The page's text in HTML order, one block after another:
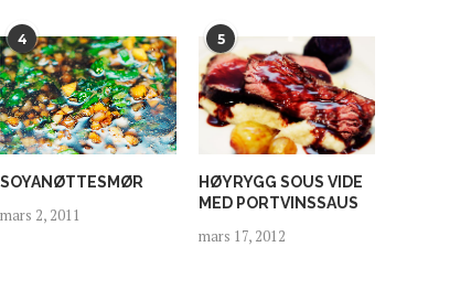
4
SOYANØTTESMØR
mars 2, 2011
5
HØYRYGG SOUS VIDE
MED PORTVINSSAUS
mars 17, 2012